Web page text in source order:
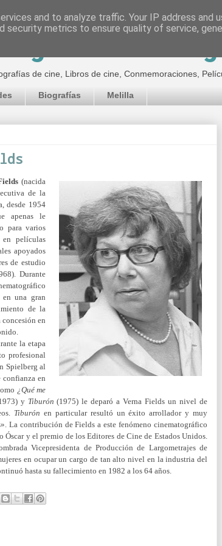
de Jorge
de cine, Libros de cine, Conmemoraciones,
Biografías Melilla
(nacida
de la
desde 1954
apenas le
para varios
películas
apoyados
de estudio
Durante
una gran
de la
en
la etapa
profesional
Spielberg al
confianza en
¿Qué me
y Tiburón (1975) le deparó a Verna Fields un nivel de
Tiburón en particular resultó un éxito arrollador y muy
La contribución de Fields a este fenómeno cinematográfico
y el premio de los Editores de Cine de Estados Unidos.
Vicepresidenta de Producción de Largometrajes de
en ocupar un cargo de tan alto nivel en la industria del
hasta su fallecimiento en 1982 a los 64 años.
and to analyze traffic. Your IP address and
security metrics to ensure quality of service,